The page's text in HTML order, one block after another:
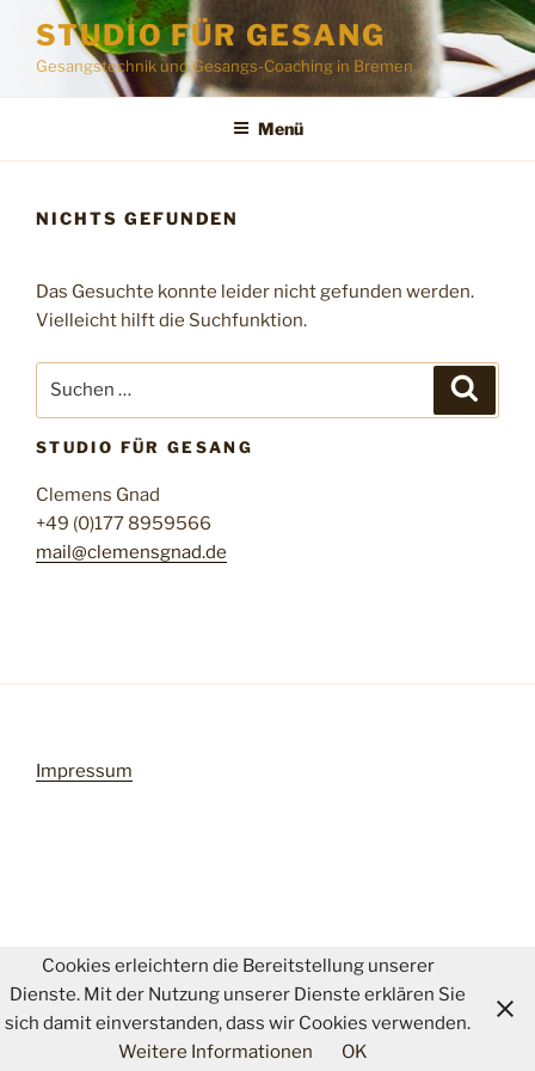
Inhalt
springen
STUDIO FÜR GESANG
Gesangstechnik und Gesangs-Coaching in Bremen
Menü
NICHTS GEFUNDEN
Das Gesuchte konnte leider nicht gefunden werden.
Vielleicht hilft die Suchfunktion.
STUDIO FÜR GESANG
Clemens Gnad
+49 (0)177 8959566
mail@clemensgnad.de
Impressum
Cookies erleichtern die Bereitstellung unserer
Dienste. Mit der Nutzung unserer Dienste erklären Sie
sich damit einverstanden, dass wir Cookies verwenden.
Weitere Informationen
OK